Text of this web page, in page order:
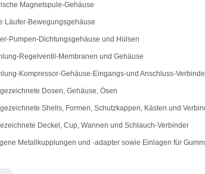
Magnetspule-Gehäuse
Läufer-Bewegungsgehäuse
Pumpen-Dichtungsgehäuse und Hülsen
Regelventil-Membranen und Gehäuse
Kompressor-Gehäuse-Eingangs-und Anschluss-
Dosen, Gehäuse, Ösen
Shells, Formen, Schutzkappen, Kästen und
Deckel, Cup, Wannen und Schlauch-Verbinder
Metallkupplungen und -adapter sowie Einlagen für